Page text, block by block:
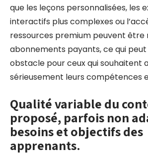
que les leçons personnalisées, les
interactifs plus complexes ou
ressources premium peuvent être
abonnements payants, ce qui
obstacle pour ceux qui souhaitent
sérieusement leurs compétences
Qualité variable du
proposé, parfois non
besoins et objectifs des
apprenants.